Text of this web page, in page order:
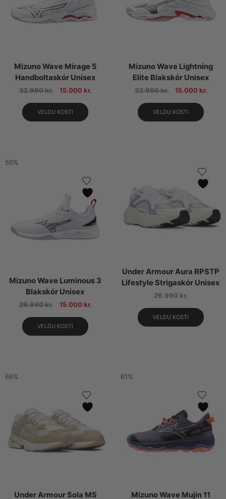
Mizuno Wave Mirage 5
Handboltaskór Unisex
32.990kr. 15.000 kr.
VELDU KOSTI
Mizuno Wave Lightning
Elite Blakskór Unisex
32.990kr. 15.000 kr.
VELDU KOSTI
50%
Mizuno Wave Luminous 3
Blakskór Unisex
29.990kr. 15.000 kr.
VELDU KOSTI
Under Armour Aura RPSTP
Lifestyle Strigaskór Unisex
26.990 kr.
VELDU KOSTI
66%
Under Armour Sola MS
61%
Mizuno Wave Mujin 11